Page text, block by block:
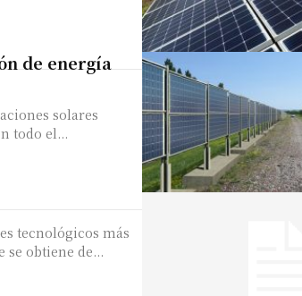
de energía
solares
todo el...
tecnológicos más
obtiene de...